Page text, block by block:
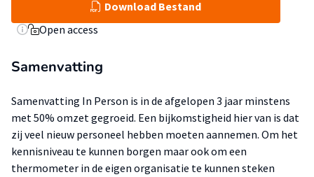
Download Bestand
Open access
Samenvatting
Samenvatting In Person is in de afgelopen 3 jaar minstens
met 50% omzet gegroeid. Een bijkomstigheid hier van is dat
zij veel nieuw personeel hebben moeten aannemen. Om het
kennisniveau te kunnen borgen maar ook om een
thermometer in de eigen organisatie te kunnen steken